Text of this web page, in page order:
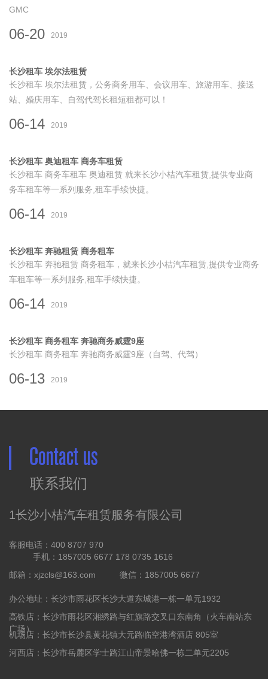
GMC
06-20 2019
长沙租车 埃尔法租赁
长沙租车 埃尔法租赁，公务商务用车、会议用车、旅游用车、接送
站、婚庆用车、自驾代驾长租短租都可以！
06-14 2019
长沙租车 奥迪租车 商务车租赁
长沙租车 商务车租车 奥迪租赁 就来长沙小桔汽车租赁,提供专业商
务车租车等一系列服务,租车手续快捷。
06-14 2019
长沙租车 奔驰租赁 商务租车
长沙租车 奔驰租赁 商务租车，就来长沙小桔汽车租赁,提供专业商务
车租车等一系列服务,租车手续快捷。
06-14 2019
长沙租车 商务租车 奔驰商务威霆9座
长沙租车 商务租车 奔驰商务威霆9座（自驾、代驾）
06-13 2019
Contact us
联系我们
1长沙小桔汽车租赁服务有限公司
客服电话：400 8707 970
手机：1857005 6677 178 0735 1616
邮箱：xjzcls@163.com
微信：1857005 6677
办公地址：长沙市雨花区长沙大道东城港一栋一单元1932
高铁店：长沙市雨花区湘绣路与红旗路交叉口东南角（火车南站东
广场）
机场店：长沙市长沙县黄花镇大元路临空港湾酒店 805室
河西店：长沙市岳麓区学士路江山帝景哈佛一栋二单元2205